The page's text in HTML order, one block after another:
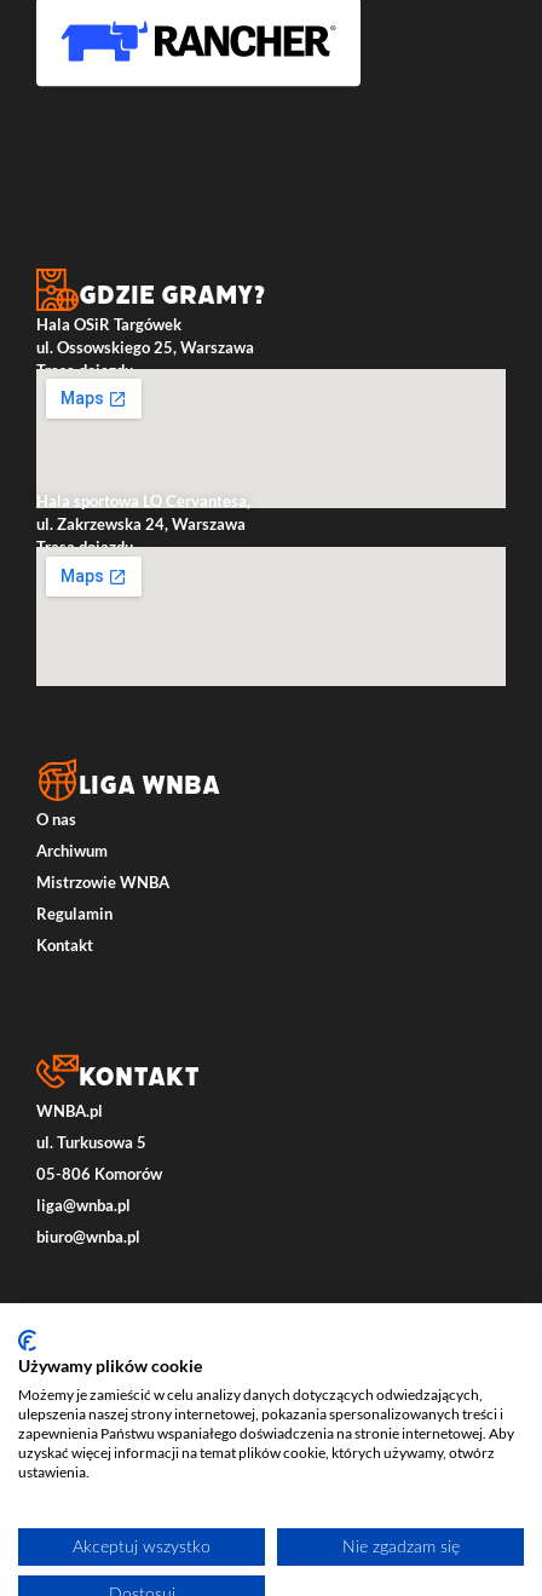
Gdzie gramy?
Hala OSiR Targówek
ul. Ossowskiego 25, Warszawa
Trasa dojazdu
Hala sportowa LO Cervantesa,
ul. Zakrzewska 24, Warszawa
Trasa dojazdu
LIGA WNBA
O nas
Archiwum
Mistrzowie WNBA
Regulamin
Kontakt
Kontakt
WNBA.pl
ul. Turkusowa 5
05-806 Komorów
liga@wnba.pl
biuro@wnba.pl
Social
ECOMVERSE - STRONY INTERNETOWE - USŁUGI E-COMMERCE
Używamy plików cookie
Możemy je zamieścić w celu analizy danych dotyczących odwiedzających,
ulepszenia naszej strony internetowej, pokazania spersonalizowanych treści i
zapewnienia Państwu wspaniałego doświadczenia na stronie internetowej. Aby
uzyskać więcej informacji na temat plików cookie, których używamy, otwórz
ustawienia.
Akceptuj wszystko Nie zgadzam się